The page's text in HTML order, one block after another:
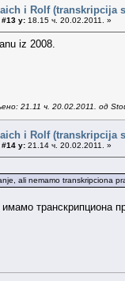
i Rolf (transkripcija
#13 у: 18.15 ч. 20.02.2011. »
iz 2008.
21.11 ч. 20.02.2011. од
i Rolf (transkripcija
#14 у: 21.14 ч. 20.02.2011. »
ali nemamo transkripciona
транскрипциона